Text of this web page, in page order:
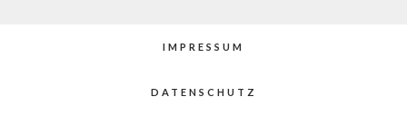
IMPRESSUM
DATENSCHUTZ